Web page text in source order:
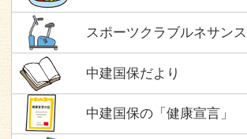
スポーツクラブルネサンス
中建国保だより
中建国保の「健康宣言」